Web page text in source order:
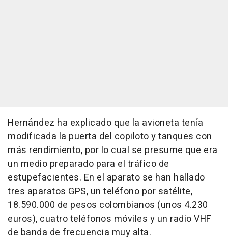
Hernández ha explicado que la avioneta tenía
modificada la puerta del copiloto y tanques con
más rendimiento, por lo cual se presume que era
un medio preparado para el tráfico de
estupefacientes. En el aparato se han hallado
tres aparatos GPS, un teléfono por satélite,
18.590.000 de pesos colombianos (unos 4.230
euros), cuatro teléfonos móviles y un radio VHF
de banda de frecuencia muy alta.